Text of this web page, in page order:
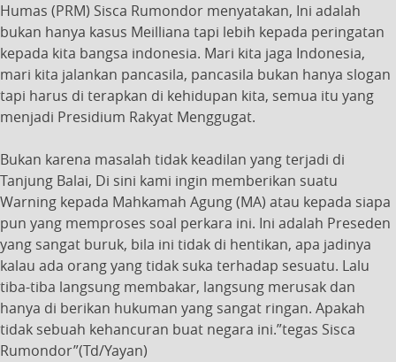
Humas (PRM) Sisca Rumondor menyatakan, Ini adalah
bukan hanya kasus Meilliana tapi lebih kepada peringatan
kepada kita bangsa indonesia. Mari kita jaga Indonesia,
mari kita jalankan pancasila, pancasila bukan hanya slogan
tapi harus di terapkan di kehidupan kita, semua itu yang
menjadi Presidium Rakyat Menggugat.
Bukan karena masalah tidak keadilan yang terjadi di
Tanjung Balai, Di sini kami ingin memberikan suatu
Warning kepada Mahkamah Agung (MA) atau kepada siapa
pun yang memproses soal perkara ini. Ini adalah Preseden
yang sangat buruk, bila ini tidak di hentikan, apa jadinya
kalau ada orang yang tidak suka terhadap sesuatu. Lalu
tiba-tiba langsung membakar, langsung merusak dan
hanya di berikan hukuman yang sangat ringan. Apakah
tidak sebuah kehancuran buat negara ini.”tegas Sisca
Rumondor”(Td/Yayan)